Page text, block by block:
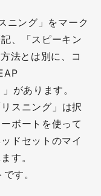
ニング」をマーク
、「スピーキン
法とは別に、コ
があります。
スニング」は択
ボートを使って
ドセットのマイ
す。
す。